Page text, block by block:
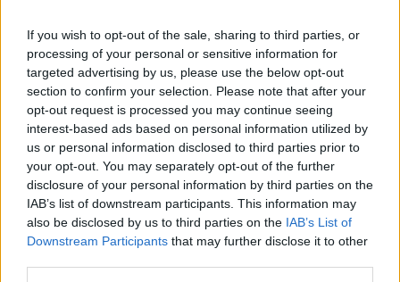
If you wish to opt-out of the sale, sharing to third parties, or
processing of your personal or sensitive information for
targeted advertising by us, please use the below opt-out
section to confirm your selection. Please note that after your
opt-out request is processed you may continue seeing
interest-based ads based on personal information utilized by
us or personal information disclosed to third parties prior to
your opt-out. You may separately opt-out of the further
disclosure of your personal information by third parties on the
IAB’s list of downstream participants. This information may
also be disclosed by us to third parties on the IAB’s List of
Downstream Participants that may further disclose it to other
Η λειτουργία του Apple Watch που λίγοι γνωρίζουν και
ίσως σώσει ζωές
Η ΣΕΔΙΠ στη «2η Βραδιά Εμπορίου» στην Κάτω Αχαΐα
ΦΩΤΟ